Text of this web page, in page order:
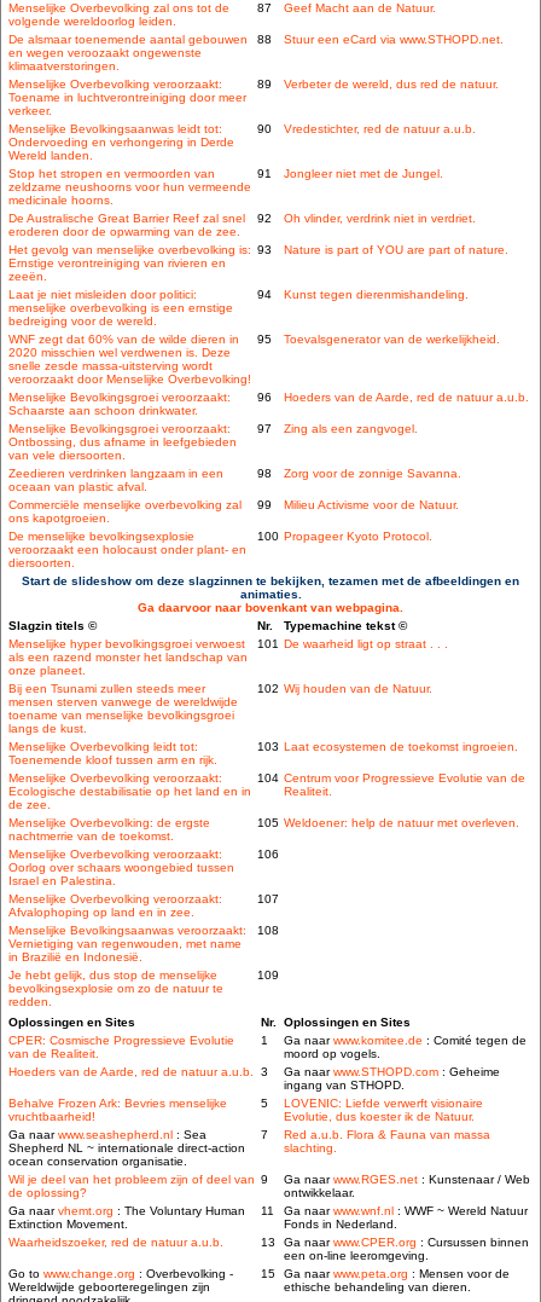
Menselijke Overbevolking zal ons tot de
volgende wereldoorlog leiden.
87 Geef Macht aan de Natuur.
De alsmaar toenemende aantal gebouwen
en wegen veroozaakt ongewenste
klimaatverstoringen.
88 Stuur een eCard via www.STHOPD.net.
Menselijke Overbevolking veroorzaakt:
Toename in luchtverontreiniging door meer
verkeer.
89 Verbeter de wereld, dus red de natuur.
Menselijke Bevolkingsaanwas leidt tot:
Ondervoeding en verhongering in Derde
Wereld landen.
90 Vredestichter, red de natuur a.u.b.
Stop het stropen en vermoorden van
zeldzame neushoorns voor hun vermeende
medicinale hoorns.
91 Jongleer niet met de Jungel.
De Australische Great Barrier Reef zal snel
eroderen door de opwarming van de zee.
92 Oh vlinder, verdrink niet in verdriet.
Het gevolg van menselijke overbevolking is:
Ernstige verontreiniging van rivieren en
zeeën.
93 Nature is part of YOU are part of nature.
Laat je niet misleiden door politici:
menselijke overbevolking is een ernstige
bedreiging voor de wereld.
94 Kunst tegen dierenmishandeling.
WNF zegt dat 60% van de wilde dieren in
2020 misschien wel verdwenen is. Deze
snelle zesde massa-uitsterving wordt
veroorzaakt door Menselijke Overbevolking!
95 Toevalsgenerator van de werkelijkheid.
Menselijke Bevolkingsgroei veroorzaakt:
Schaarste aan schoon drinkwater.
96 Hoeders van de Aarde, red de natuur a.u.b.
Menselijke Bevolkingsgroei veroorzaakt:
Ontbossing, dus afname in leefgebieden
van vele diersoorten.
97 Zing als een zangvogel.
Zeedieren verdrinken langzaam in een
oceaan van plastic afval.
98 Zorg voor de zonnige Savanna.
Commerciële menselijke overbevolking zal
ons kapotgroeien.
99 Milieu Activisme voor de Natuur.
De menselijke bevolkingsexplosie
veroorzaakt een holocaust onder plant- en
diersoorten.
100 Propageer Kyoto Protocol.
Start de slideshow om deze slagzinnen te bekijken, tezamen met de afbeeldingen en
animaties.
Ga daarvoor naar bovenkant van webpagina.
Slagzin titels ©
Nr.
Typemachine tekst ©
Menselijke hyper bevolkingsgroei verwoest
als een razend monster het landschap van
onze planeet.
101 De waarheid ligt op straat . . .
Bij een Tsunami zullen steeds meer
mensen sterven vanwege de wereldwijde
toename van menselijke bevolkingsgroei
langs de kust.
102 Wij houden van de Natuur.
Menselijke Overbevolking leidt tot:
Toenemende kloof tussen arm en rijk.
103 Laat ecosystemen de toekomst ingroeien.
Menselijke Overbevolking veroorzaakt:
Ecologische destabilisatie op het land en in
de zee.
104 Centrum voor Progressieve Evolutie van de
Realiteit.
Menselijke Overbevolking: de ergste
nachtmerrie van de toekomst.
105 Weldoener: help de natuur met overleven.
Menselijke Overbevolking veroorzaakt:
Oorlog over schaars woongebied tussen
Israel en Palestina.
106
Menselijke Overbevolking veroorzaakt:
Afvalophoping op land en in zee.
107
Menselijke Bevolkingsaanwas veroorzaakt:
Vernietiging van regenwouden, met name
in Brazilië en Indonesië.
108
Je hebt gelijk, dus stop de menselijke
bevolkingsexplosie om zo de natuur te
redden.
109
Oplossingen en Sites Nr. Oplossingen en Sites
CPER: Cosmische Progressieve Evolutie
van de Realiteit.
1 Ga naarwww.komitee.de : Comité tegen de
moord op vogels.
Hoeders van de Aarde, red de natuur a.u.b.
3 Ga naarwww.STHOPD.com : Geheime
ingang van STHOPD.
Behalve Frozen Ark: Bevries menselijke
vruchtbaarheid!
5
LOVENIC: Liefde verwerft visionaire
Evolutie, dus koester ik de Natuur.
Ga naarwww.seashepherd.nl : Sea
Shepherd NL ~ internationale direct-action
ocean conservation organisatie.
7
Red a.u.b. Flora & Fauna van massa
slachting.
Wil je deel van het probleem zijn of deel van
de oplossing?
9 Ga naarwww.RGES.net : Kunstenaar / Web
ontwikkelaar.
Ga naarvhemt.org : The Voluntary Human
Extinction Movement.
11 Ga naarwww.wnf.nl : WWF ~ Wereld Natuur
Fonds in Nederland.
Waarheidszoeker, red de natuur a.u.b.
13 Ga naarwww.CPER.org : Cursussen binnen
een on-line leeromgeving.
Go to www.change.org : Overbevolking -
Wereldwijde geboorteregelingen zijn
15 Ga naarwww.peta.org : Mensen voor de
ethische behandeling van dieren.